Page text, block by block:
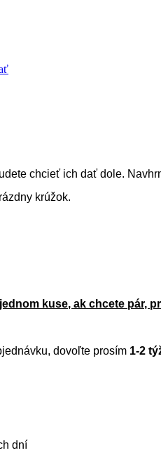
chcieť ich dať dole.
krúžok.
kuse, ak chcete pár,
dovoľte prosím 1-2
dní